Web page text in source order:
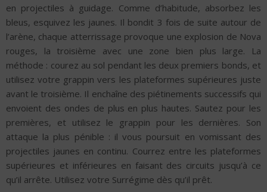
en projectiles à guidage. Comme d’habitude, absorbez les
bleus, esquivez les jaunes. Il bondit 3 fois de suite autour de
l’arène, chaque atterrissage provoque une explosion de Nova
rouges, la troisième avec une zone bien plus large. La
méthode : courez au sol pendant les deux premiers bonds, et
utilisez votre grappin vers les plateformes supérieures juste
avant le troisième. Il enchaîne des piétinements successifs qui
envoient des ondes de plus en plus hautes. Sautez pour les
premières, et utilisez le grappin pour les dernières. Son
attaque la plus pénible : il vous poursuit en vomissant des
projectiles jaunes en continu. Courrez entre les plateformes
supérieures et inférieures en faisant des circuits jusqu’à ce
qu’il arrête. Utilisez votre Surrégime dès qu’il prêt.